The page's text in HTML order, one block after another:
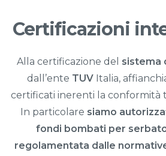
Certificazioni
Alla certificazione del sistema
dall’ente TUV Italia,
certificati inerenti la conformità
In particolare siamo
fondi bombati per
regolamentata dalle